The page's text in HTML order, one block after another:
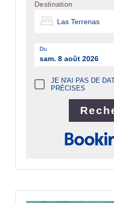
Destination
Du
sam. 8 août 2026
JE N'AI PAS DE
PRÉCISES